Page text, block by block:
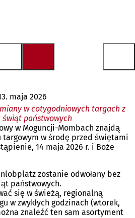
maja 2026
w cotygodniowych targach z
świąt państwowych
w Moguncji-Mombach znajdą
targowym w środę przed świętami
14 maja 2026 r. i Boże
zostanie odwołany bez
państwowych.
się w świeżą, regionalną
w zwykłych godzinach (wtorek,
znaleźć ten sam asortyment